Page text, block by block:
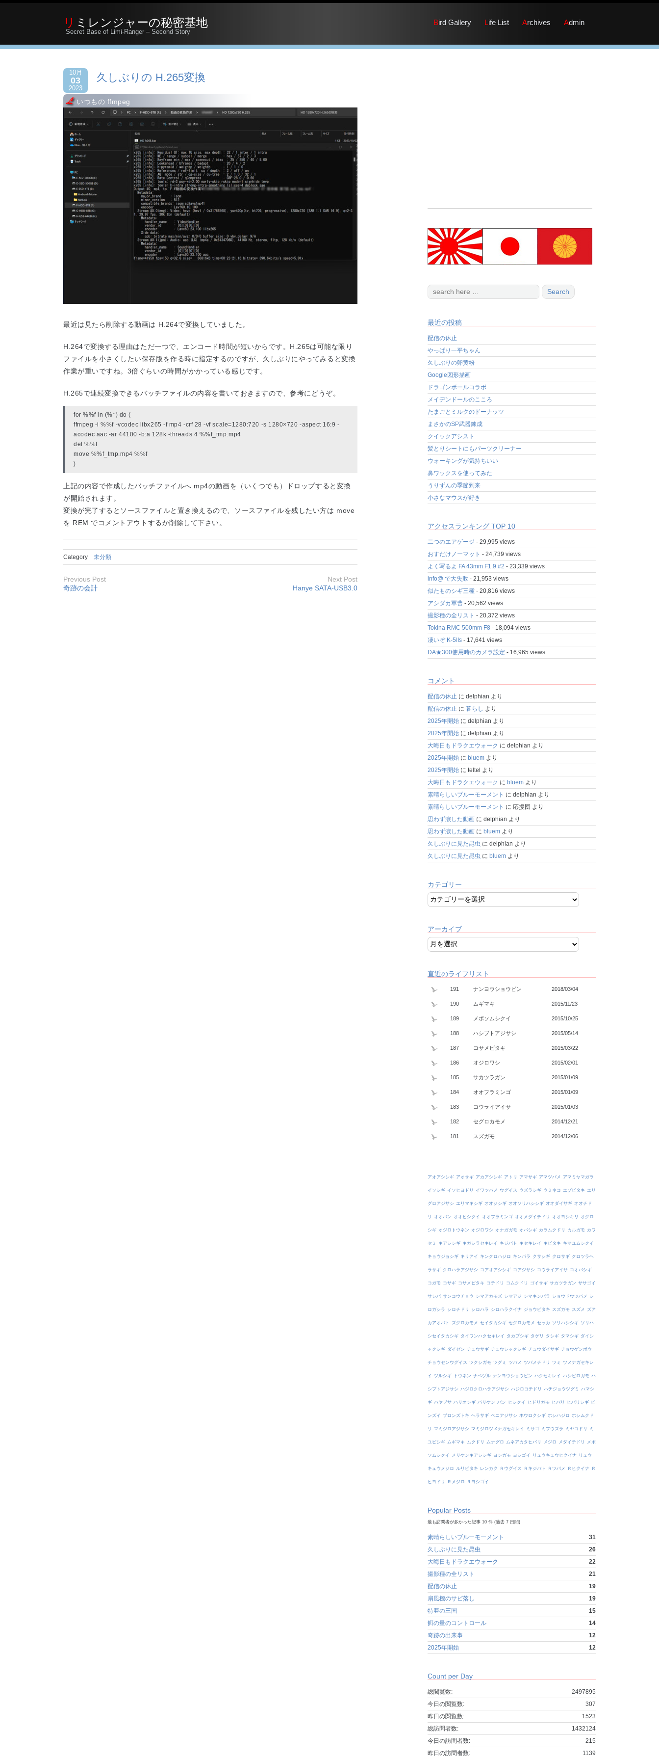
リミレンジャーの秘密基地
Secret Base of Limi-Ranger – Second Story
Bird Gallery Life List Archives Admin
10月
03
2023
久しぶりの H.265変換
いつもの ffmpeg
最近は見たら削除する動画は H.264で変換していました。
H.264で変換する理由はただ一つで、エンコード時間が短いからです。H.265は可能な限り
ファイルを小さくしたい保存版を作る時に指定するのですが、久しぶりにやってみると変換
作業が重いですね。3倍ぐらいの時間がかかっている感じです。
H.265で連続変換できるバッチファイルの内容を書いておきますので、参考にどうぞ。
for %%f in (%*) do (
ffmpeg -i %%f -vcodec libx265 -f mp4 -crf 28 -vf scale=1280:720 -s 1280×720 -aspect 16:9 -
acodec aac -ar 44100 -b:a 128k -threads 4 %%f_tmp.mp4
del %%f
move %%f_tmp.mp4 %%f
)
上記の内容で作成したバッチファイルへ mp4の動画を（いくつでも）ドロップすると変換
が開始されます。
変換が完了するとソースファイルと置き換えるので、ソースファイルを残したい方は move
を REM でコメントアウトするか削除して下さい。
Category 未分類
Previous Post
奇跡の会計
Next Post
Hanye SATA-USB3.0
最近の投稿
配信の休止
やっぱり一平ちゃん
久しぶりの卵黄粉
Google図形描画
ドラゴンボールコラボ
メイデンドールのこころ
たまごとミルクのドーナッツ
まさかのSP武器錬成
クイックアシスト
髪とりシートにもパーツクリーナー
ウォーキングが気持ちいい
鼻ワックスを使ってみた
うりずんの季節到来
小さなマウスが好き
アクセスランキング TOP 10
二つのエアゲージ - 29,995 views
おすだけノーマット - 24,739 views
よく写るよ FA 43mm F1.9 #2 - 23,339 views
info@ で大失敗- 21,953 views
似たものシギ三種- 20,816 views
アシダカ軍曹- 20,562 views
撮影種の全リスト - 20,372 views
Tokina RMC 500mm F8 - 18,094 views
凄いぞ K-5IIs- 17,641 views
DA★300使用時のカメラ設定 - 16,965 views
コメント
配信の休止 に delphian より
配信の休止 に 暮らし より
2025年開始に delphian より
2025年開始に delphian より
大晦日もドラクエウォーク に delphian より
2025年開始に bluemより
2025年開始に teltel より
大晦日もドラクエウォーク に bluemより
素晴らしいブルーモーメント に delphian より
素晴らしいブルーモーメント に 応援団 より
思わず涙した動画に delphian より
思わず涙した動画に bluemより
久しぶりに見た昆虫 に delphian より
久しぶりに見た昆虫 に bluemより
カテゴリー
アーカイブ
直近のライフリスト
191 ナンヨウショウビン 2018/03/04
190 ムギマキ 2015/11/23
189 メボソムシクイ 2015/10/25
188 ハシブトアジサシ 2015/05/14
187 コサメビタキ 2015/03/22
186 オジロワシ 2015/02/01
185 サカツラガン 2015/01/09
184 オオフラミンゴ 2015/01/09
183 コウライアイサ 2015/01/03
182 セグロカモメ 2014/12/21
181 スズガモ 2014/12/06
アオアシシギ アオサギ アカアシシギ アトリ アマサギ アマツバメ アマミヤマガラ
イソシギ イソヒヨドリ イワツバメ ウグイス ウズラシギ ウミネコ エゾビタキ エリ
グロアジサシ エリマキシギ オオジシギ オオソリハシシギ オオダイサギ オオチド
リ オオバン オオヒシクイ オオフラミンゴ オオメダイチドリ オオヨシキリ オグロ
シギ オジロトウネン オジロワシ オナガガモ オバシギ カラムクドリ カルガモ カワ
セミ キアシシギ キガシラセキレイ キジバト キセキレイ キビタキ キマユムシクイ
キョウジョシギ キリアイ キンクロハジロ キンパラ クサシギ クロサギ クロツラヘ
ラサギ クロハラアジサシ コアオアシシギ コアジサシ コウライアイサ コオバシギ
コガモ コサギ コサメビタキ コチドリ コムクドリ ゴイサギ サカツラガン ササゴイ
サシバ サンコウチョウ シマアカモズ シマアジ シマキンパラ ショウドウツバメ シ
ロガシラ シロチドリ シロハラ シロハラクイナ ジョウビタキ スズガモ スズメ ズア
カアオバト ズグロカモメ セイタカシギ セグロカモメ セッカ ソリハシシギ ソリハ
シセイタカシギ タイワンハクセキレイ タカブシギ タゲリ タシギ タマシギ ダイシ
ャクシギ ダイゼン チュウサギ チュウシャクシギ チュウダイサギ チョウゲンボウ
チョウセンウグイス ツクシガモ ツグミ ツバメ ツバメチドリ ツミ ツメナガセキレ
イ ツルシギ トウネン ナベヅル ナンヨウショウビン ハクセキレイ ハシビロガモ ハ
シブトアジサシ ハジロクロハラアジサシ ハジロコチドリ ハチジョウツグミ ハマシ
ギ ハヤブサ ハリオシギ バリケン バン ヒシクイ ヒドリガモ ヒバリ ヒバリシギ ビ
ンズイ ブロンズトキ ヘラサギ ベニアジサシ ホウロクシギ ホシハジロ ホシムクド
リ マミジロアジサシ マミジロツメナガセキレイ ミサゴ ミフウズラ ミヤコドリ ミ
ユビシギ ムギマキ ムクドリ ムナグロ ムネアカタヒバリ メジロ メダイチドリ メボ
ソムシクイ メリケンキアシシギ ヨシガモ ヨシゴイ リュウキュウヒクイナ リュウ
キュウメジロ ルリビタキ レンカク Ｒウグイス Ｒキジバト Ｒツバメ Ｒヒクイナ Ｒ
ヒヨドリ Ｒメジロ Ｒヨシゴイ
Popular Posts
最も訪問者が多かった記事 10 件 (過去 7 日間)
素晴らしいブルーモーメント
31
久しぶりに見た昆虫
26
大晦日もドラクエウォーク
22
撮影種の全リスト
21
配信の休止
19
扇風機のサビ落し
19
特亜の三国
15
餌の量のコントロール
14
奇跡の出来事
12
2025年開始
12
Count per Day
2497895
総閲覧数:
307
今日の閲覧数:
1523
昨日の閲覧数:
1432124
総訪問者数:
215
今日の訪問者数:
1139
昨日の訪問者数: